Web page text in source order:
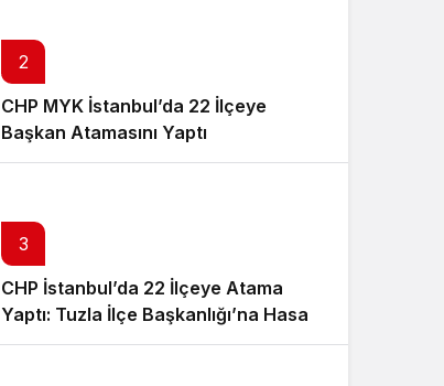
2
CHP MYK İstanbul’da 22 İlçeye
Başkan Atamasını Yaptı
3
CHP İstanbul’da 22 İlçeye Atama
Yaptı: Tuzla İlçe Başkanlığı’na Hasan
Uzunyayla Getirildi